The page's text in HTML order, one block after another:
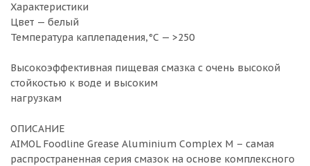
Характеристики
Цвет — белый
Температура каплепадения,°C — >250
Высокоэффективная пищевая смазка с очень высокой
стойкостью к воде и высоким
ОПИСАНИЕ
AIMOL Foodline Grease Aluminium Complex M – самая
распространенная серия смазок на основе комплексного